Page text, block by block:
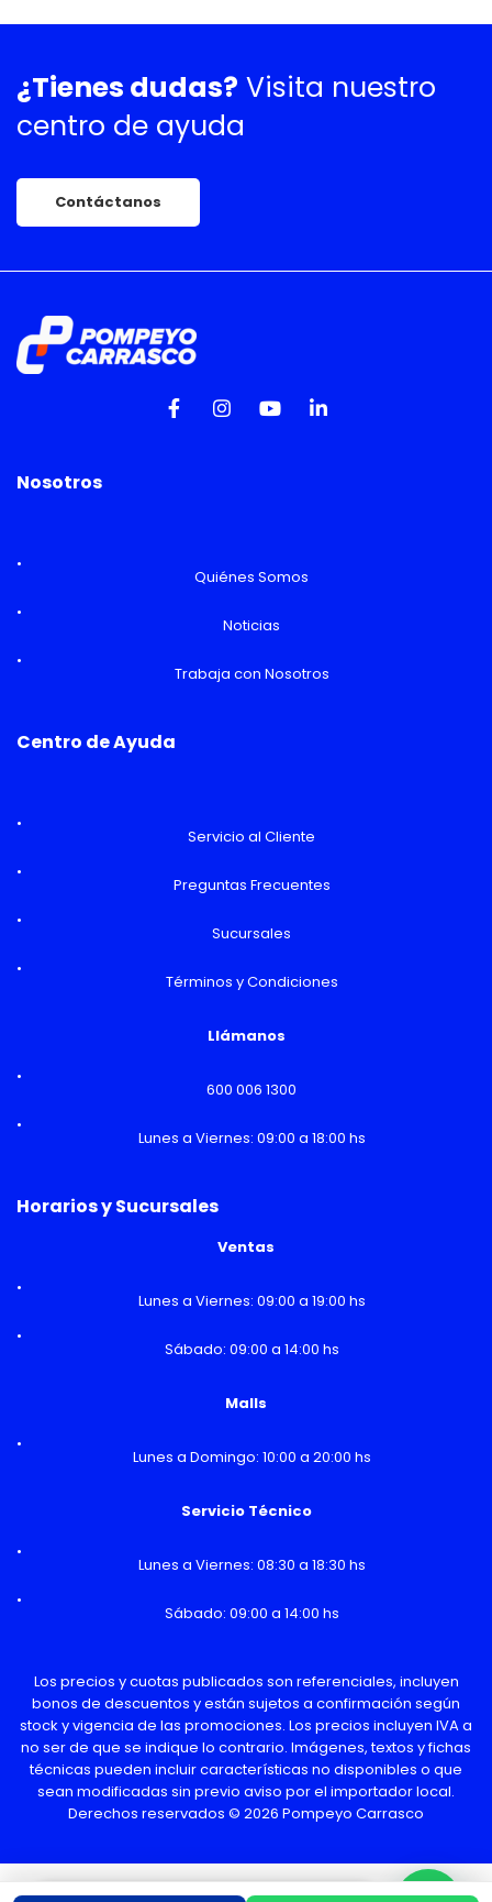
¿Tienes dudas? Visita nuestro
centro de ayuda
Contáctanos
Nosotros
Quiénes Somos
Noticias
Trabaja con Nosotros
Centro de Ayuda
Servicio al Cliente
Preguntas Frecuentes
Sucursales
Términos y Condiciones
Llámanos
600 006 1300
Lunes a Viernes: 09:00 a 18:00 hs
Horarios y Sucursales
Ventas
Lunes a Viernes: 09:00 a 19:00 hs
Sábado: 09:00 a 14:00 hs
Malls
Lunes a Domingo: 10:00 a 20:00 hs
Servicio Técnico
Lunes a Viernes: 08:30 a 18:30 hs
Sábado: 09:00 a 14:00 hs
Los precios y cuotas publicados son referenciales, incluyen
bonos de descuentos y están sujetos a confirmación según
stock y vigencia de las promociones. Los precios incluyen IVA a
no ser de que se indique lo contrario. Imágenes, textos y fichas
técnicas pueden incluir características no disponibles o que
sean modificadas sin previo aviso por el importador local.
Derechos reservados © 2026 Pompeyo Carrasco